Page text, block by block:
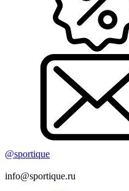
@sportique
info@sportique.ru